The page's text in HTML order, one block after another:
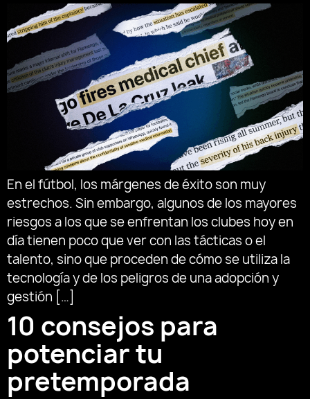
En el fútbol, los márgenes de éxito son muy
estrechos. Sin embargo, algunos de los mayores
riesgos a los que se enfrentan los clubes hoy en
día tienen poco que ver con las tácticas o el
talento, sino que proceden de cómo se utiliza la
tecnología y de los peligros de una adopción y
gestión […]
10 consejos para
potenciar tu
pretemporada